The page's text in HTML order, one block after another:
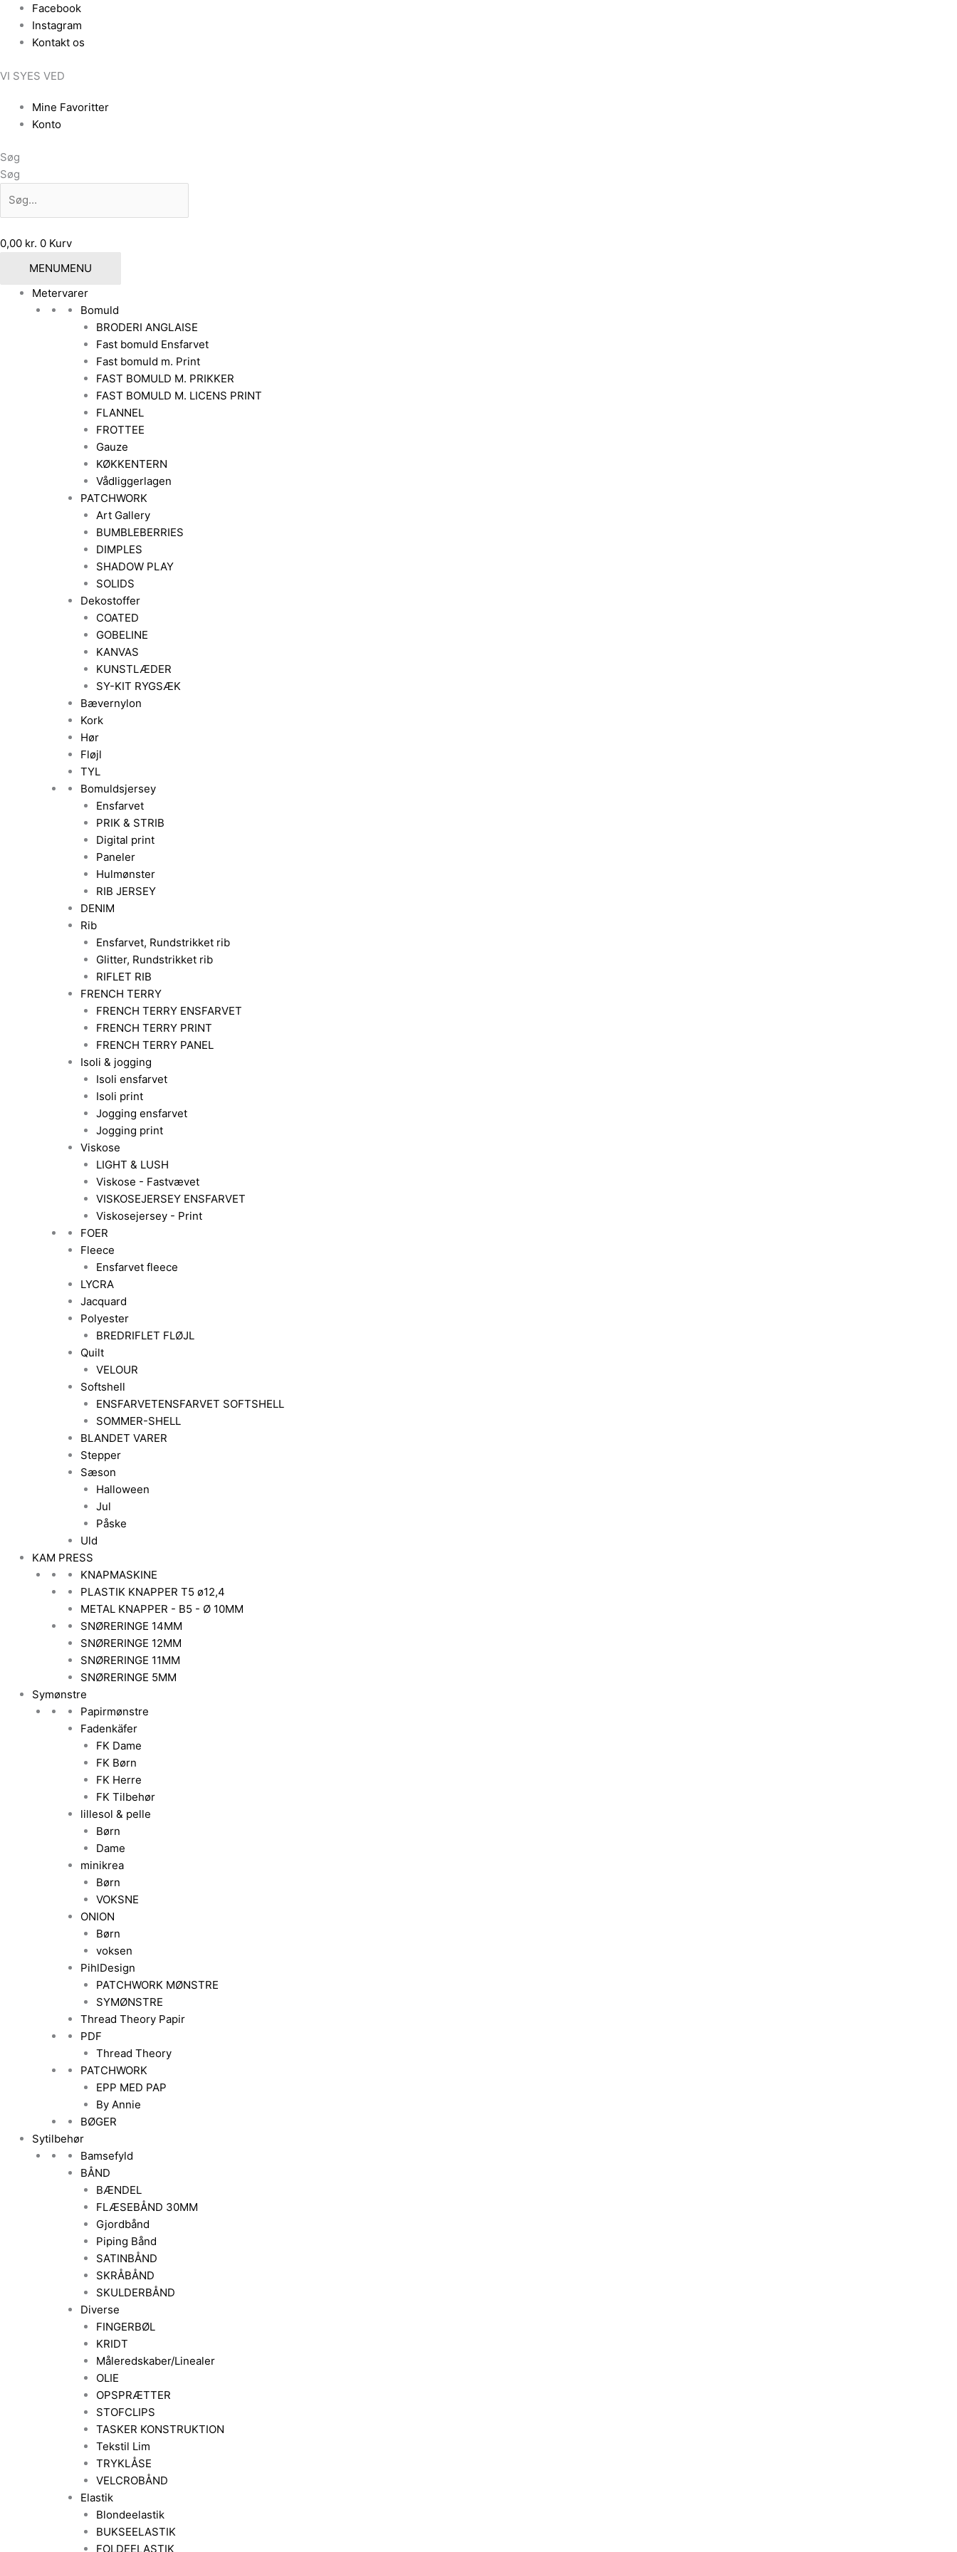
indholdet
Facebook
Instagram
Kontakt os
VI SYES VED
Mine Favoritter
Konto
Søg
Søg
0,00 kr. 0 Kurv
MENUMENU
Metervarer
Bomuld
BRODERI ANGLAISE
Fast bomuld Ensfarvet
Fast bomuld m. Print
FAST BOMULD M. PRIKKER
FAST BOMULD M. LICENS PRINT
FLANNEL
FROTTEE
Gauze
KØKKENTERN
Vådliggerlagen
PATCHWORK
Art Gallery
BUMBLEBERRIES
DIMPLES
SHADOW PLAY
SOLIDS
Dekostoffer
COATED
GOBELINE
KANVAS
KUNSTLÆDER
SY-KIT RYGSÆK
Bævernylon
Kork
Hør
Fløjl
TYL
Bomuldsjersey
Ensfarvet
PRIK & STRIB
Digital print
Paneler
Hulmønster
RIB JERSEY
DENIM
Rib
Ensfarvet, Rundstrikket rib
Glitter, Rundstrikket rib
RIFLET RIB
FRENCH TERRY
FRENCH TERRY ENSFARVET
FRENCH TERRY PRINT
FRENCH TERRY PANEL
Isoli & jogging
Isoli ensfarvet
Isoli print
Jogging ensfarvet
Jogging print
Viskose
LIGHT & LUSH
Viskose - Fastvævet
VISKOSEJERSEY ENSFARVET
Viskosejersey - Print
FOER
Fleece
Ensfarvet fleece
LYCRA
Jacquard
Polyester
BREDRIFLET FLØJL
Quilt
VELOUR
Softshell
ENSFARVETENSFARVET SOFTSHELL
SOMMER-SHELL
BLANDET VARER
Stepper
Sæson
Halloween
Jul
Påske
Uld
KAM PRESS
KNAPMASKINE
PLASTIK KNAPPER T5 ø12,4
METAL KNAPPER - B5 - Ø 10MM
SNØRERINGE 14MM
SNØRERINGE 12MM
SNØRERINGE 11MM
SNØRERINGE 5MM
Symønstre
Papirmønstre
Fadenkäfer
FK Dame
FK Børn
FK Herre
FK Tilbehør
lillesol & pelle
Børn
Dame
minikrea
Børn
VOKSNE
ONION
Børn
voksen
PihlDesign
PATCHWORK MØNSTRE
SYMØNSTRE
Thread Theory Papir
PDF
Thread Theory
PATCHWORK
EPP MED PAP
By Annie
BØGER
Sytilbehør
Bamsefyld
BÅND
BÆNDEL
FLÆSEBÅND 30MM
Gjordbånd
Piping Bånd
SATINBÅND
SKRÅBÅND
SKULDERBÅND
Diverse
FINGERBØL
KRIDT
Måleredskaber/Linealer
OLIE
OPSPRÆTTER
STOFCLIPS
TASKER KONSTRUKTION
Tekstil Lim
TRYKLÅSE
VELCROBÅND
Elastik
Blondeelastik
BUKSEELASTIK
FOLDEELASTIK